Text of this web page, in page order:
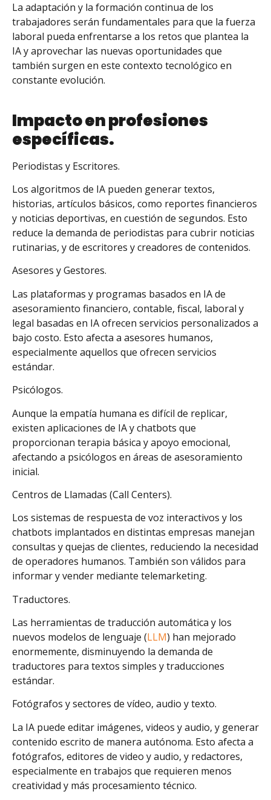
La adaptación y la formación continua de los
trabajadores serán fundamentales para que la fuerza
laboral pueda enfrentarse a los retos que plantea la
IA y aprovechar las nuevas oportunidades que
también surgen en este contexto tecnológico en
constante evolución.
Impacto en profesiones
específicas.
Periodistas y Escritores.
Los algoritmos de IA pueden generar textos,
historias, artículos básicos, como reportes financieros
y noticias deportivas, en cuestión de segundos. Esto
reduce la demanda de periodistas para cubrir noticias
rutinarias, y de escritores y creadores de contenidos.
Asesores y Gestores.
Las plataformas y programas basados en IA de
asesoramiento financiero, contable, fiscal, laboral y
legal basadas en IA ofrecen servicios personalizados a
bajo costo. Esto afecta a asesores humanos,
especialmente aquellos que ofrecen servicios
estándar.
Psicólogos.
Aunque la empatía humana es difícil de replicar,
existen aplicaciones de IA y chatbots que
proporcionan terapia básica y apoyo emocional,
afectando a psicólogos en áreas de asesoramiento
inicial.
Centros de Llamadas (Call Centers).
Los sistemas de respuesta de voz interactivos y los
chatbots implantados en distintas empresas manejan
consultas y quejas de clientes, reduciendo la necesidad
de operadores humanos. También son válidos para
informar y vender mediante telemarketing.
Traductores.
Las herramientas de traducción automática y los
nuevos modelos de lenguaje (LLM) han mejorado
enormemente, disminuyendo la demanda de
traductores para textos simples y traducciones
estándar.
Fotógrafos y sectores de vídeo, audio y texto.
La IA puede editar imágenes, videos y audio, y generar
contenido escrito de manera autónoma. Esto afecta a
fotógrafos, editores de video y audio, y redactores,
especialmente en trabajos que requieren menos
creatividad y más procesamiento técnico.